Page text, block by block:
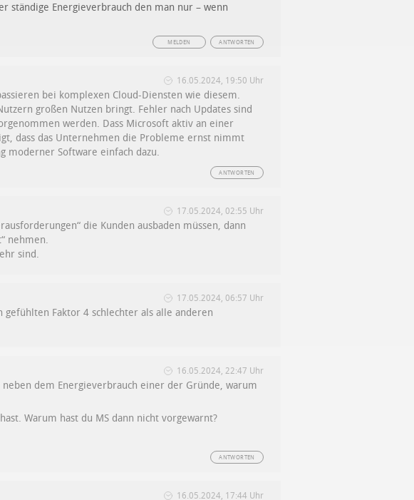
ständige Energieverbrauch den man nur – wenn
ANTWORTEN
MELDEN
16.05.2024, 19:50 Uhr
bei komplexen Cloud-Diensten wie diesem.
großen Nutzen bringt. Fehler nach Updates sind
werden. Dass Microsoft aktiv an einer
dass das Unternehmen die Probleme ernst nimmt
moderner Software einfach dazu.
ANTWORTEN
17.05.2024, 02:55 Uhr
die Kunden ausbaden müssen, dann
nehmen.
sind.
17.05.2024, 06:57 Uhr
Faktor 4 schlechter als alle anderen
16.05.2024, 22:47 Uhr
dem Energieverbrauch einer der Gründe, warum
Warum hast du MS dann nicht vorgewarnt?
ANTWORTEN
16.05.2024, 17:44 Uhr